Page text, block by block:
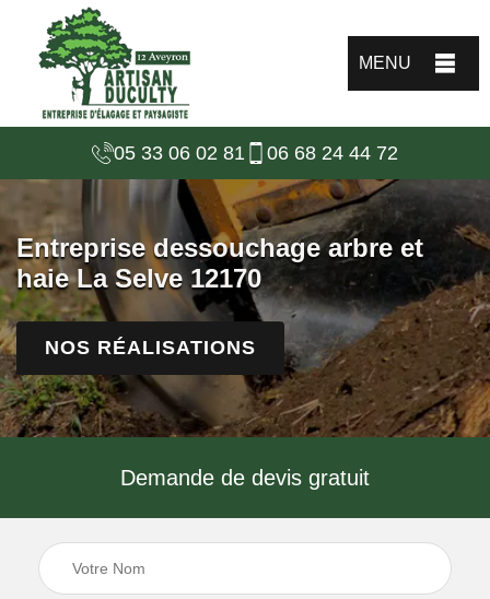
MENU
05 33 06 02 81 06 68 24 44 72
Entreprise dessouchage arbre et
haie La Selve 12170
NOS RÉALISATIONS
Demande de devis gratuit